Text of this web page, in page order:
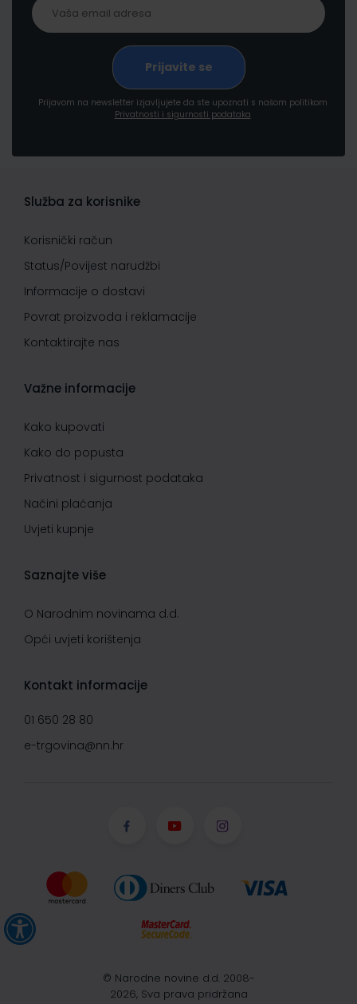
Prijavom na newsletter izjavljujete da ste upoznati s našom politikom
Privatnosti i sigurnosti podataka
Služba za korisnike
Korisnički račun
Status/Povijest narudžbi
Informacije o dostavi
Povrat proizvoda i reklamacije
Kontaktirajte nas
Važne informacije
Kako kupovati
Kako do popusta
Privatnost i sigurnost podataka
Načini plaćanja
Uvjeti kupnje
Saznajte više
O Narodnim novinama d.d.
Opći uvjeti korištenja
Kontakt informacije
01 650 28 80
e-trgovina@nn.hr
© Narodne novine d.d. 2008-
2026, Sva prava pridržana